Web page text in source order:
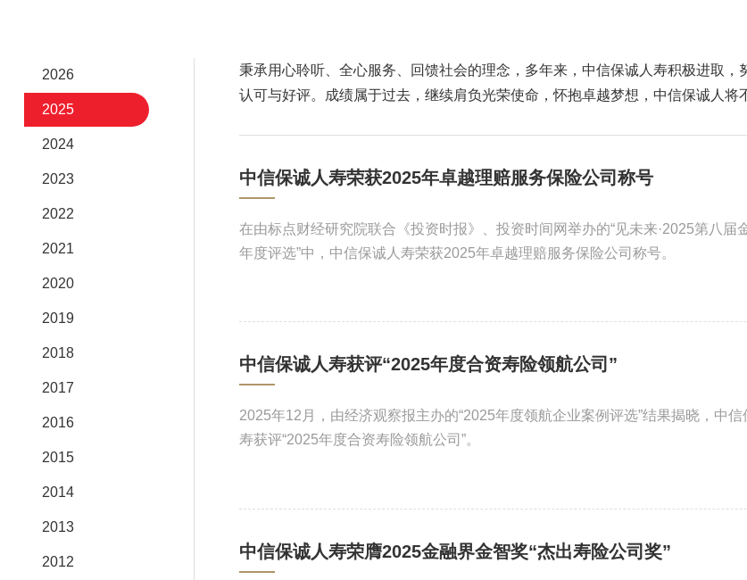
2026
2025
2024
2023
2022
2021
2020
2019
2018
2017
2016
2015
2014
2013
2012
秉承用心聆听、全心服务、回馈社会的理念，多年来，中信保诚人寿积极进取
认可与好评。成绩属于过去，继续肩负光荣使命，怀抱卓越梦想，中信保诚人将
中信保诚人寿荣获2025年卓越理赔服务保险公司称号
在由标点财经研究院联合《投资时报》、投资时间网举办的“见未来·2025第八届
年度评选”中，中信保诚人寿荣获2025年卓越理赔服务保险公司称号。
中信保诚人寿获评“2025年度合资寿险领航公司”
2025年12月，由经济观察报主办的“2025年度领航企业案例评选”结果揭晓，中信
寿获评“2025年度合资寿险领航公司”。
中信保诚人寿荣膺2025金融界金智奖“杰出寿险公司奖”